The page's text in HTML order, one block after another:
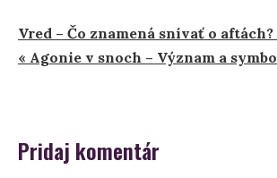
Navigácia
v
Vred – Čo znamená snívať o aftách?
« Agonie v snoch – Význam a
Pridaj komentár